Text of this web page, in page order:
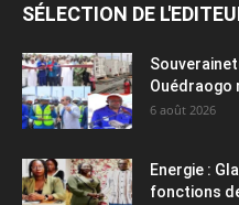
SÉLECTION DE
Ouédraogo
6 août 2026
Energie :
fonctions